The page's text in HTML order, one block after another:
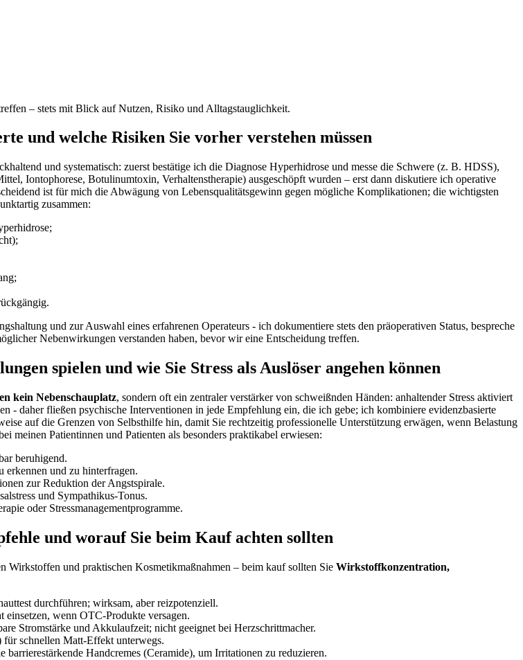
– stets mit Blick ‌auf Nutzen, Risiko und Alltagstauglichkeit.
und ​welche ⁢Risiken Sie vorher ​verstehen müssen
und ⁣systematisch: zuerst ⁤bestätige ich die‍ Diagnose Hyperhidrose und messe die Schwere (z. B. HDSS),
Iontophorese, ⁢Botulinumtoxin,​ Verhaltenstherapie) ausgeschöpft ⁤wurden – erst dann ​diskutiere⁣ ich operative‌
ist⁢ für mich die Abwägung‍ von Lebensqualitätsgewinn ⁣gegen mögliche Komplikationen; die wichtigsten
zusammen:
und zur Auswahl eines erfahrenen Operateurs ⁤-​ ich dokumentiere stets den ⁤präoperativen Status, bespreche‌
Nebenwirkungen verstanden haben, bevor wir ​eine⁢ Entscheidung treffen.
spielen und wie Sie‌ Stress als‍ Auslöser angehen können
kein Nebenschauplatz,‌ sondern⁤ oft ein zentraler verstärker von schweißnden ‌Händen: anhaltender Stress‍ aktiviert
⁣- daher fließen psychische Interventionen in jede Empfehlung ein, die ich⁢ gebe; ich ‍kombiniere evidenzbasierte
auf die Grenzen⁤ von Selbsthilfe hin, damit ⁣Sie rechtzeitig professionelle Unterstützung erwägen, wenn ⁣Belastung
meinen Patientinnen und⁣ Patienten als besonders praktikabel erwiesen:
beruhigend.
erkennen und zu hinterfragen.
zur‌ Reduktion​ der Angstspirale.
und Sympathikus-Tonus.
oder Stressmanagementprogramme.
und worauf Sie beim Kauf achten sollten
Wirkstoffen ‌und praktischen ‍Kosmetikmaßnahmen – beim‍ kauf sollten Sie Wirkstoffkonzentration,
durchführen;‍ wirksam, aber reizpotenziell.
‌einsetzen, ⁢wenn OTC-Produkte⁤ versagen.
Stromstärke und Akkulaufzeit; nicht geeignet bei Herzschrittmacher.
⁤schnellen Matt-Effekt unterwegs.
Handcremes (Ceramide),​ um Irritationen zu reduzieren.